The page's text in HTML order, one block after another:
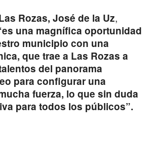
Rozas, José de la Uz,
una magnífica oportunidad
municipio con una
que trae a Las Rozas a
del panorama
para configurar una
fuerza, lo que sin duda
para todos los públicos”.